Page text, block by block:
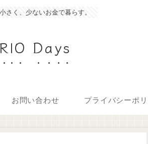
さく、少ないお金で暮らす。
RIO Days
お問い合わせ プライバシーポ